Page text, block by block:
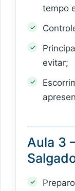
tempo
evitar;
Aula 3